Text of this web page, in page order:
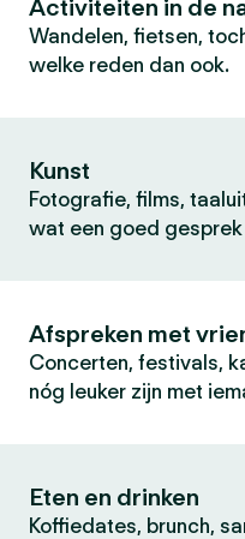
Activiteiten in de
Wandelen, fietsen,
welke reden dan ook.
Kunst
Fotografie, films,
wat een goed gesprek
Afspreken met
Concerten, festivals,
nóg leuker zijn met
Eten en drinken
Koffiedates, brunch,